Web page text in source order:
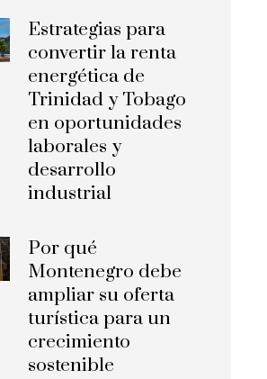
Estrategias para
convertir la renta
energética de
Trinidad y Tobago
en oportunidades
laborales y
desarrollo
industrial
Por qué
Montenegro debe
ampliar su oferta
turística para un
crecimiento
sostenible